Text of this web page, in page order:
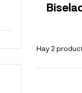
Hay 2